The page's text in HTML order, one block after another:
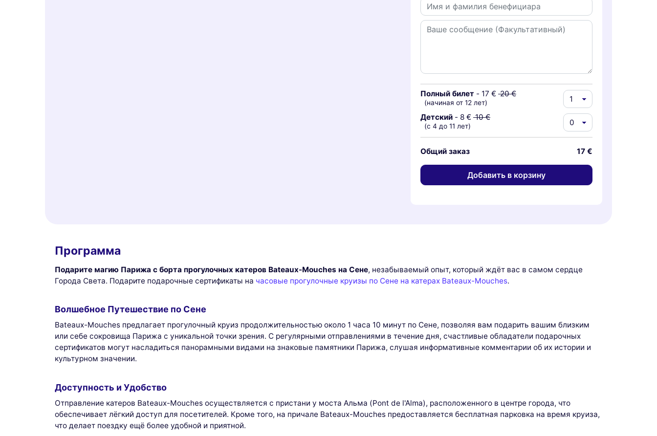
Полный билет - 17 € 20 €
(начиная от 12 лет)
Детский - 8 € 10 €
(с 4 до 11 лет)
Общий заказ 17 €
Добавить в корзину
Программа
Подарите магию Парижа с борта прогулочных катеров Bateaux-Mouches на Сене, незабываемый опыт, который ждёт вас в самом сердце
Города Света. Подарите подарочные сертификаты на часовые прогулочные круизы по Сене на катерах Bateaux-Mouches.
Волшебное Путешествие по Сене
Bateaux-Mouches предлагает прогулочный круиз продолжительностью около 1 часа 10 минут по Сене, позволяя вам подарить вашим близким
или себе сокровища Парижа с уникальной точки зрения. С регулярными отправлениями в течение дня, счастливые обладатели подарочных
сертификатов могут насладиться панорамными видами на знаковые памятники Парижа, слушая информативные комментарии об их истории и
культурном значении.
Доступность и Удобство
Отправление катеров Bateaux-Mouches осуществляется с пристани у моста Альма (Pont de l'Alma), расположенного в центре города, что
обеспечивает лёгкий доступ для посетителей. Кроме того, на причале Bateaux-Mouches предоставляется бесплатная парковка на время круиза,
что делает поездку ещё более удобной и приятной.